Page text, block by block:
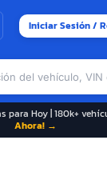
Iniciar Sesión /
para Hoy | 180k+
Ahora! →